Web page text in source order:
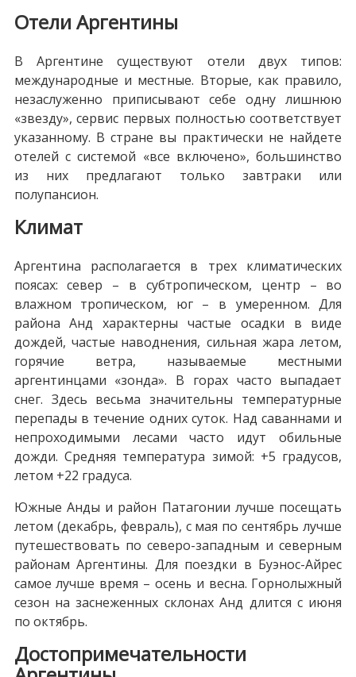
Отели Аргентины
В Аргентине существуют отели двух типов:
международные и местные. Вторые, как правило,
незаслуженно приписывают себе одну лишнюю
«звезду», сервис первых полностью соответствует
указанному. В стране вы практически не найдете
отелей с системой «все включено», большинство
из них предлагают только завтраки или
полупансион.
Климат
Аргентина располагается в трех климатических
поясах: север – в субтропическом, центр – во
влажном тропическом, юг – в умеренном. Для
района Анд характерны частые осадки в виде
дождей, частые наводнения, сильная жара летом,
горячие ветра, называемые местными
аргентинцами «зонда». В горах часто выпадает
снег. Здесь весьма значительны температурные
перепады в течение одних суток. Над саваннами и
непроходимыми лесами часто идут обильные
дожди. Средняя температура зимой: +5 градусов,
летом +22 градуса.
Южные Анды и район Патагонии лучше посещать
летом (декабрь, февраль), с мая по сентябрь лучше
путешествовать по северо-западным и северным
районам Аргентины. Для поездки в Буэнос-Айрес
самое лучше время – осень и весна. Горнолыжный
сезон на заснеженных склонах Анд длится с июня
по октябрь.
Достопримечательности